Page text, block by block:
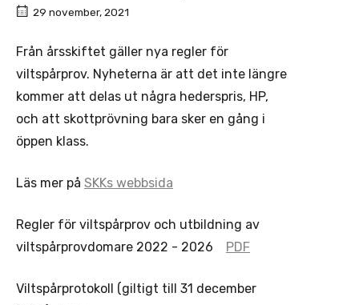
29 november, 2021
Från årsskiftet gäller nya regler för
viltspårprov. Nyheterna är att det inte längre
kommer att delas ut några hederspris, HP,
och att skottprövning bara sker en gång i
öppen klass.
Läs mer på SKKs webbsida
Regler för viltspårprov och utbildning av
viltspårprovdomare 2022 - 2026
PDF
Viltspårprotokoll (giltigt till 31 december